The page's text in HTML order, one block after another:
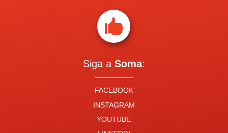

Siga a Soma:
FACEBOOK
INSTAGRAM
YOUTUBE